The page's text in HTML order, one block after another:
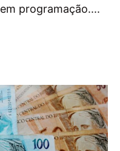
programação....